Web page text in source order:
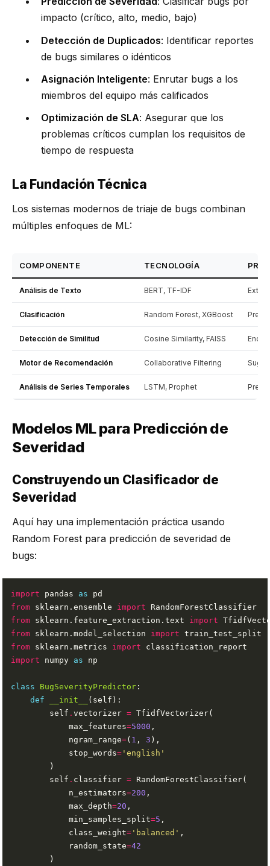
impacto (crítico, alto, medio, bajo)
Detección de Duplicados: Identificar reportes
de bugs similares o idénticos
Asignación Inteligente: Enrutar bugs a los
miembros del equipo más calificados
Optimización de SLA: Asegurar que los
problemas críticos cumplan los requisitos de
tiempo de respuesta
La Fundación Técnica
Los sistemas modernos de triaje de bugs combinan
múltiples enfoques de ML:
COMPONENTE TECNOLOGÍA
Análisis de Texto BERT, TF-IDF
Clasificación Random Forest, XGBoost
Detección de Similitud Cosine Similarity, FAISS
Motor de Recomendación Collaborative Filtering
Análisis de Series Temporales LSTM, Prophet
Modelos ML para Predicción de
Severidad
Construyendo un Clasificador de
Severidad
Aquí hay una implementación práctica usando
Random Forest para predicción de severidad de
bugs:
import pandas as
from sklearn.ensemble import
from sklearn.feature_extraction.text import
from sklearn.model_selection import
from sklearn.metrics import
import numpy as
class BugSeverityPredictor
def
__init__
        self
.vectorizer =
            max_features
=5000
            ngram_range
=( 1 , 3
            stop_words
= 'english'
        self
. classifier =
            n_estimators
=200
            max_depth
=20
            min_samples_split
=5
            class_weight
= 'balanced'
            random_state
=42